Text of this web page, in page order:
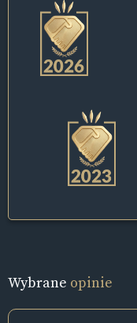
Wybrane opinie